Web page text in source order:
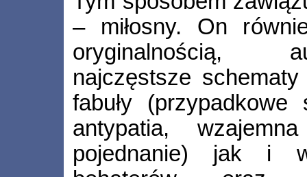
– miłosny. On
oryginalnością,
najczęstsze
fabuły (przypadkowe
antypatia,
pojednanie) jak i